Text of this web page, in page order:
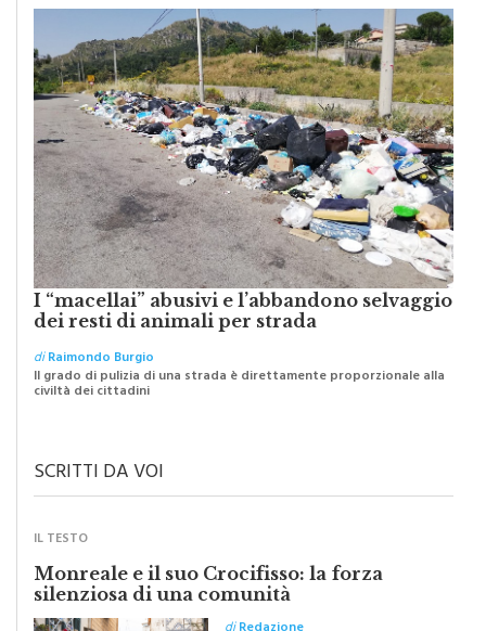
I “macellai” abusivi e l’abbandono selvaggio
dei resti di animali per strada
diRaimondo Burgio
Il grado di pulizia di una strada è direttamente proporzionale alla
civiltà dei cittadini
Monreale e il suo Crocifisso: la forza
silenziosa di una comunità
diRedazione
Riceviamo e volentieri